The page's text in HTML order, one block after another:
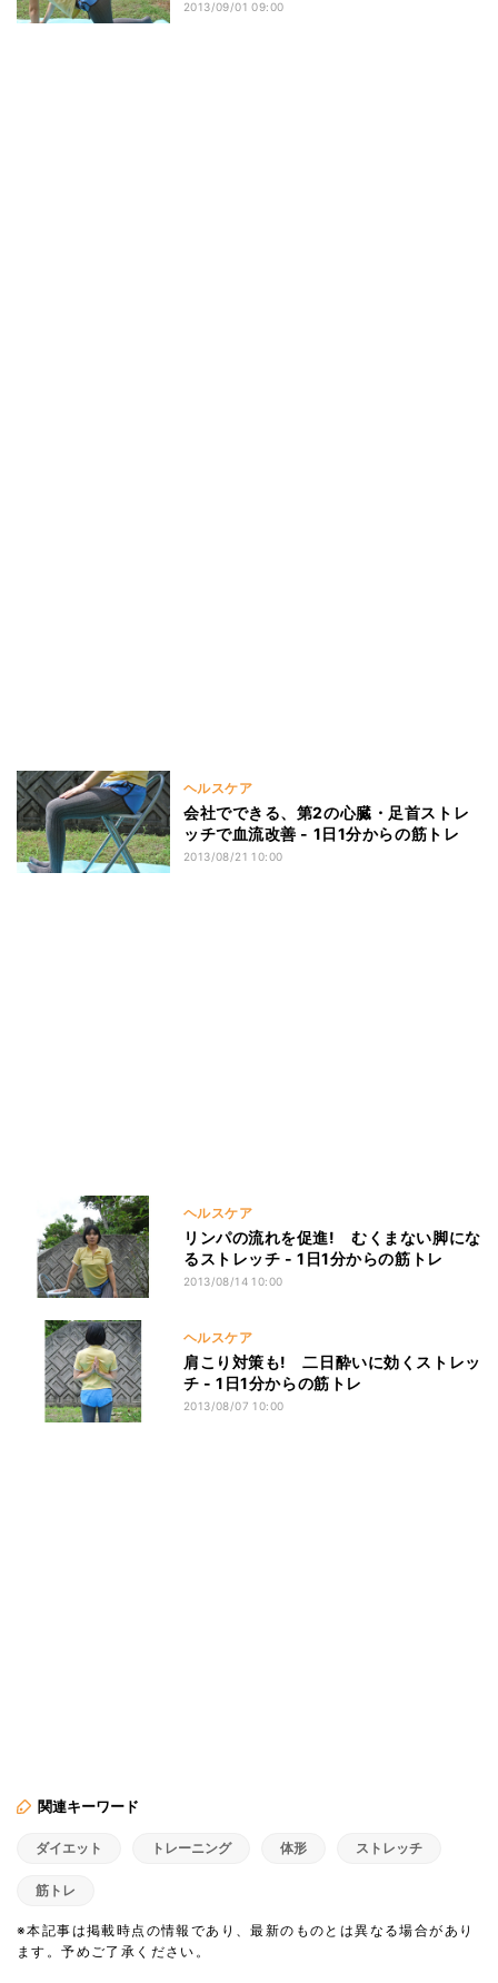
2013/09/01 09:00
ヘルスケア
会社でできる、第2の心臓・足首ストレ
ッチで血流改善 - 1日1分からの筋トレ
2013/08/21 10:00
ヘルスケア
リンパの流れを促進! むくまない脚にな
るストレッチ - 1日1分からの筋トレ
2013/08/14 10:00
ヘルスケア
肩こり対策も! 二日酔いに効くストレッ
チ - 1日1分からの筋トレ
2013/08/07 10:00
関連キーワード
ダイエット トレーニング 体形 ストレッチ
筋トレ
※本記事は掲載時点の情報であり、最新のものとは異なる場合があり
ます。予めご了承ください。